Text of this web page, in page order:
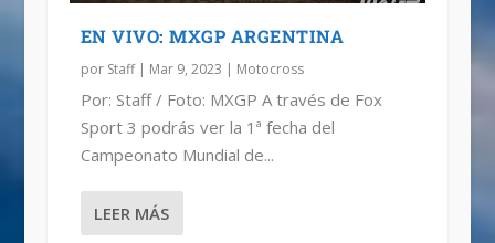
EN VIVO: MXGP ARGENTINA
por Staff| Mar 9, 2023 | Motocross
Por: Staff / Foto: MXGP A través de Fox
Sport 3 podrás ver la 1ª fecha del
Campeonato Mundial de...
LEER MÁS